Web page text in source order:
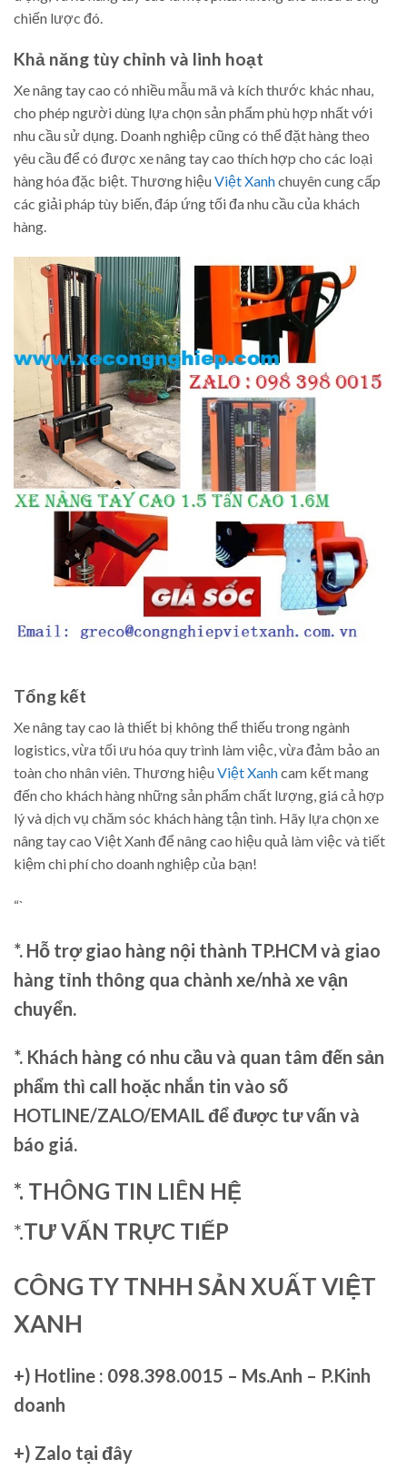
chiến lược đó.
Khả năng tùy chỉnh và linh hoạt
Xe nâng tay cao có nhiều mẫu mã và kích thước khác nhau,
cho phép người dùng lựa chọn sản phẩm phù hợp nhất với
nhu cầu sử dụng. Doanh nghiệp cũng có thể đặt hàng theo
yêu cầu để có được xe nâng tay cao thích hợp cho các loại
hàng hóa đặc biệt. Thương hiệuViệt Xanhchuyên cung cấp
các giải pháp tùy biến, đáp ứng tối đa nhu cầu của khách
hàng.
Tổng kết
Xe nâng tay cao là thiết bị không thể thiếu trong ngành
logistics, vừa tối ưu hóa quy trình làm việc, vừa đảm bảo an
toàn cho nhân viên. Thương hiệuViệt Xanhcam kết mang
đến cho khách hàng những sản phẩm chất lượng, giá cả hợp
lý và dịch vụ chăm sóc khách hàng tận tình. Hãy lựa chọn xe
nâng tay cao Việt Xanh để nâng cao hiệu quả làm việc và tiết
kiệm chi phí cho doanh nghiệp của bạn!
“`
*. Hỗ trợ giao hàng nội thành TP.HCM và giao
hàng tỉnh thông qua chành xe/nhà xe vận
chuyển.
*. Khách hàng có nhu cầu và quan tâm đến sản
phẩm thì call hoặc nhắn tin vào số
HOTLINE/ZALO/EMAIL để được tư vấn và
báo giá.
*. THÔNG TIN LIÊN HỆ
*.TƯ VẤN TRỰC TIẾP
CÔNG TY TNHH SẢN XUẤT VIỆT
XANH
+) Hotline : 098.398.0015 – Ms.Anh – P.Kinh
doanh
+) Zalo tại đây